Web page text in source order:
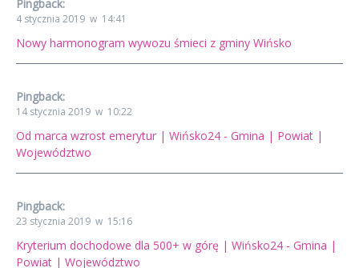
Pingback:
4 stycznia 2019 w 14:41
Nowy harmonogram wywozu śmieci z gminy Wińsko
Pingback:
14 stycznia 2019 w 10:22
Od marca wzrost emerytur | Wińsko24 - Gmina | Powiat |
Województwo
Pingback:
23 stycznia 2019 w 15:16
Kryterium dochodowe dla 500+ w górę | Wińsko24 - Gmina |
Powiat | Województwo